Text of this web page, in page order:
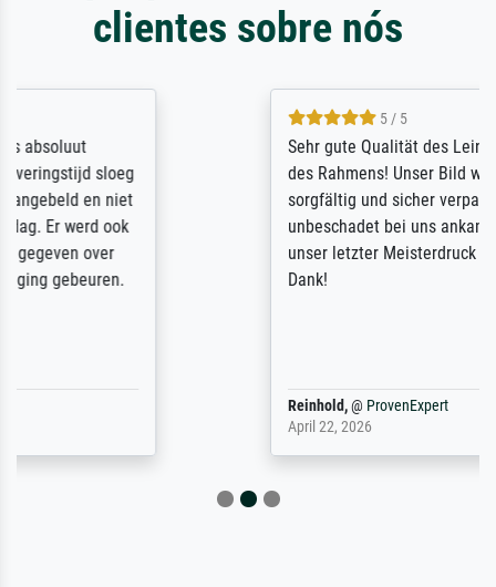
clientes sobre nós
Sehr gute Qualität des Leinwanddrucks und
des Rahmens! Unser Bild wurde sehr
sorgfältig und sicher verpackt, so dass es
unbeschadet bei uns ankam. Es wird nicht
unser letzter Meisterdruck sein. Vielen
Dank!